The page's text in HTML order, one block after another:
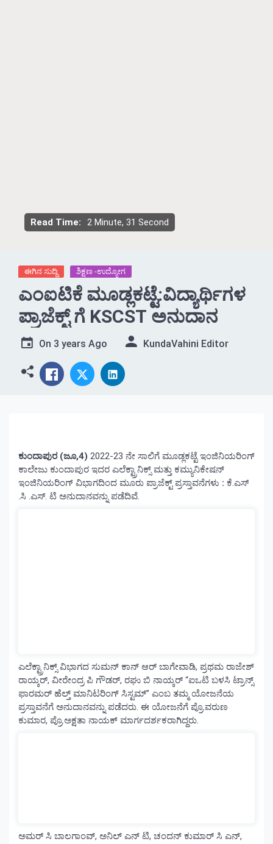
Read Time: 2 Minute, 31 Second
ಈಗಿನ ಸುದ್ದಿ ಶಿಕ್ಷಣ -ಉದ್ಯೋಗ
ಎಂಐಟಿಕೆ ಮೂಡ್ಲಕಟ್ಟೆ:ವಿದ್ಯಾರ್ಥಿಗಳ
ಪ್ರಾಜೆಕ್ಟ್ ಗೆ KSCST ಅನುದಾನ
On 3 years Ago KundaVahini Editor
ಕುಂದಾಪುರ (ಜೂ,4) 2022-23 ನೇ ಸಾಲಿಗೆ ಮೂಡ್ಲಕಟ್ಟೆ ಇಂಜಿನಿಯರಿಂಗ್
ಕಾಲೇಜು ಕುಂದಾಪುರ ಇದರ ಎಲೆಕ್ಟ್ರಾನಿಕ್ಸ್ ಮತ್ತು ಕಮ್ಯುನಿಕೇಷನ್
ಇಂಜಿನಿಯರಿಂಗ್ ವಿಭಾಗದಿಂದ ಮೂರು ಪ್ರಾಜೆಕ್ಟ್ ಪ್ರಸ್ತಾವನೆಗಳು : ಕೆ.ಎಸ್
.ಸಿ .ಎಸ್. ಟಿ ಅನುದಾನವನ್ನು ಪಡೆದಿವೆ.
ಎಲೆಕ್ಟ್ರಾನಿಕ್ಸ್ ವಿಭಾಗದ ಸುಮನ್ ಕಾನ್ ಆರ್ ಬಾಗೇವಾಡಿ, ಪ್ರಥಮ ರಾಜೇಶ್
ರಾಯ್ಕರ್, ವೀರೇಂದ್ರ ಪಿ ಗೌಡರ್, ರಘು ಬಿ ನಾಯ್ಕರ್ “ಐಒಟಿ ಬಳಸಿ ಟ್ರಾನ್ಸ್
ಫಾರಮರ್ ಹೆಲ್ತ್ ಮಾನಿಟರಿಂಗ್ ಸಿಸ್ಟಮ್” ಎಂಬ ತಮ್ಮ ಯೋಜನೆಯ
ಪ್ರಸ್ತಾವನೆಗೆ ಅನುದಾನವನ್ನು ಪಡೆದರು. ಈ ಯೋಜನೆಗೆ ಪ್ರೊ.ವರುಣ
ಕುಮಾರ, ಪ್ರೊ.ಅಕ್ಷತಾ ನಾಯಕ್ ಮಾರ್ಗದರ್ಶಕರಾಗಿದ್ದರು.
ಅಮರ್ ಸಿ ಬಾಲಗಾಂವ್, ಅನಿಲ್ ಎನ್ ಟಿ, ಚಂದನ್ ಕುಮಾರ್ ಸಿ ಎನ್,